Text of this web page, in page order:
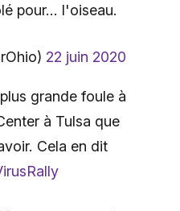
pour… l'oiseau.
22 juin 2020
grande foule à
à Tulsa que
Cela en dit